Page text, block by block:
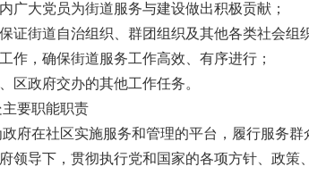
广大党员为街道服务与建设做出积极贡献；
证街道自治组织、群团组织及其他各类社会组
作，确保街道服务工作高效、有序进行；
区政府交办的其他工作任务。
主要职能职责
府在社区实施服务和管理的平台，履行服务
领导下，贯彻执行党和国家的各项方针、政